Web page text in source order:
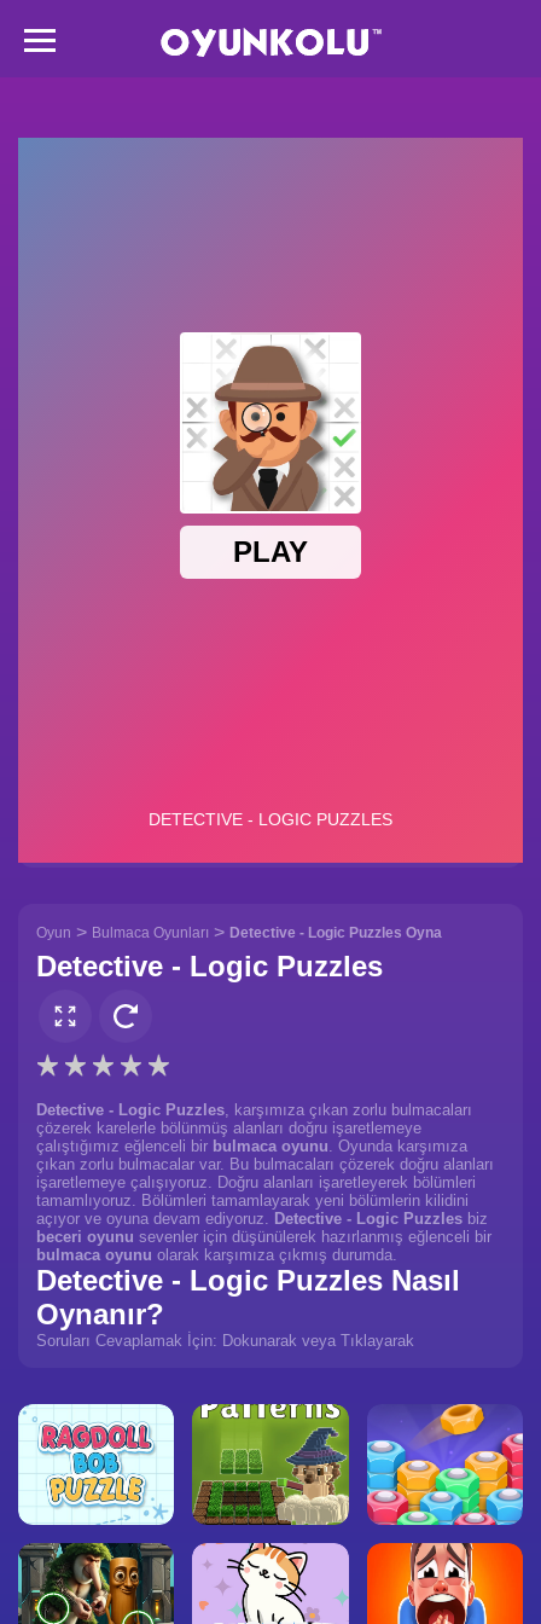
Oyun > Bulmaca Oyunları > Detective - Logic Puzzles Oyna
Detective - Logic Puzzles
Detective - Logic Puzzles, karşımıza çıkan zorlu bulmacaları
çözerek karelerle bölünmüş alanları doğru işaretlemeye
çalıştığımız eğlenceli bir bulmaca oyunu. Oyunda karşımıza
çıkan zorlu bulmacalar var. Bu bulmacaları çözerek doğru alanları
işaretlemeye çalışıyoruz. Doğru alanları işaretleyerek bölümleri
tamamlıyoruz. Bölümleri tamamlayarak yeni bölümlerin kilidini
açıyor ve oyuna devam ediyoruz. Detective - Logic Puzzles biz
beceri oyunu sevenler için düşünülerek hazırlanmış eğlenceli bir
bulmaca oyunu olarak karşımıza çıkmış durumda.
Detective - Logic Puzzles Nasıl
Oynanır?
Soruları Cevaplamak İçin: Dokunarak veya Tıklayarak